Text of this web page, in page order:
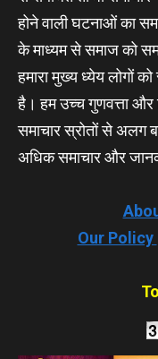
होने वाली घटनाओं का
के माध्यम से समाज को
हमारा मुख्य ध्येय लोगों
है। हम उच्च गुणवत्ता और
समाचार स्रोतों से अलग
अधिक समाचार और
Our Policy